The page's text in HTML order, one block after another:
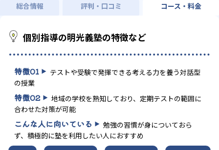
総合情報 評判・口コミ コース・料金
個別指導の明光義塾の特徴など
特徴01
テストや受験で発揮できる考える力を養う対話型
の授業
特徴02
地域の学校を熟知しており、定期テストの範囲に
合わせた対策が可能
こんな人に向いている
勉強の習慣が身についておら
ず、積極的に塾を利用したい人におすすめ